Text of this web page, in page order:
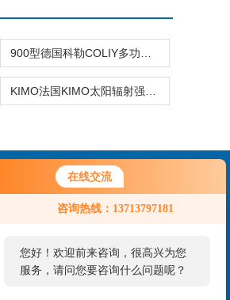
在线交流
咨询热线：13713797181
您好！欢迎前来咨询，很高兴为您
服务，请问您要咨询什么问题呢？
您好，看您停留很久了，是否找到
了需求产品，您可以直接在线与我
联系我们
13713797181